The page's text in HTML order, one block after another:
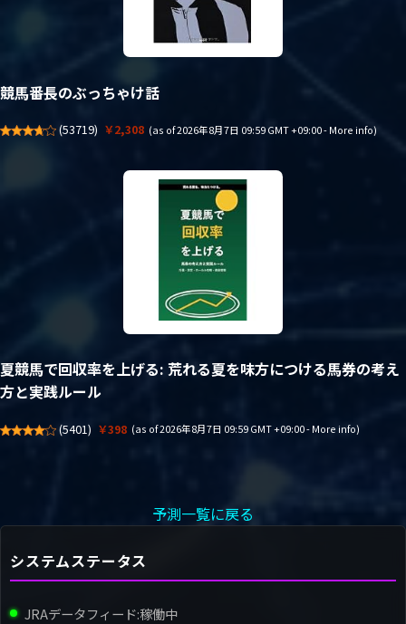
競馬番長のぶっちゃけ話
(53719) ￥2,308 (as of 2026年8月7日 09:59 GMT +09:00 - More info)
夏競馬で回収率を上げる: 荒れる夏を味方につける馬券の考え
方と実践ルール
(5401) ￥398 (as of 2026年8月7日 09:59 GMT +09:00 - More info)
予測一覧に戻る
システムステータス
JRAデータフィード:稼働中